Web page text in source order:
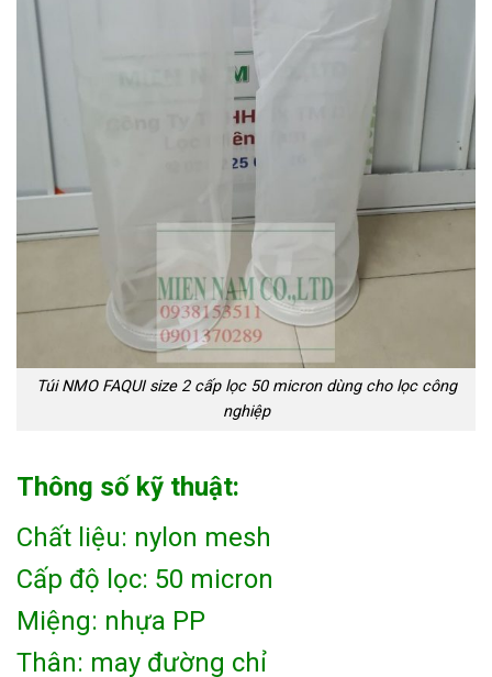
Túi NMO FAQUI size 2 cấp lọc 50 micron dùng cho lọc công
nghiệp
Thông số kỹ thuật:
Chất liệu: nylon mesh
Cấp độ lọc: 50 micron
Miệng: nhựa PP
Thân: may đường chỉ